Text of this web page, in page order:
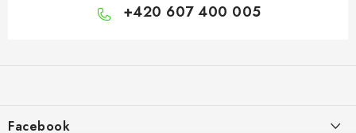
+420 607 400 005
aFacebook